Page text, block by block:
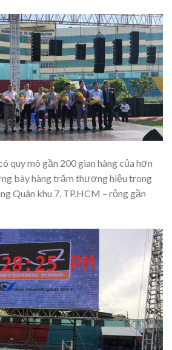
quy mô gần 200 gian hàng của hơn
bày hàng trăm thương hiệu trong
Quân khu 7, TP.HCM – rộng gần